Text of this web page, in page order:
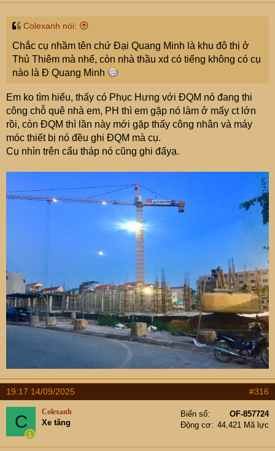
s
Colexanh nói:
Chắc cụ nhầm tên chứ Đại Quang Minh là khu đô thị ở
Thủ Thiêm mà nhể, còn nhà thầu xd có tiếng không có cụ
nào là Đ Quang Minh
Em ko tìm hiểu, thấy có Phục Hưng với ĐQM nó đang thi
công chỗ quê nhà em, PH thì em gặp nó làm ở mấy ct lớn
rồi, còn ĐQM thì lần này mới gặp thấy công nhân và máy
móc thiết bị nó đều ghi ĐQM mà cụ.
Cụ nhìn trên cẩu tháp nó cũng ghi đấyạ.
19:17 14/09/2025 #316
C Colexanh
Xe tăng
Biển số
OF-857724
Động cơ
44,421 Mã lực